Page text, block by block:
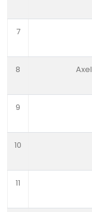
7
8
9
10
11